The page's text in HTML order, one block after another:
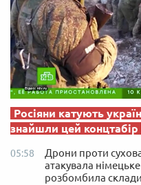
Росіяни катують
знайшли цей концтабір
05:58
Дрони проти
атакувала
розбомбила